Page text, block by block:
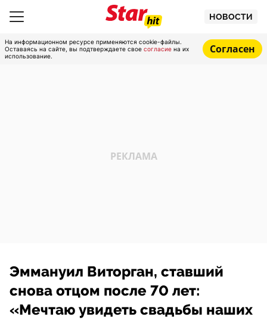
НОВОСТИ
На информационном ресурсе применяются cookie-файлы.
Оставаясь на сайте, вы подтверждаете свое согласие на их
использование.
Согласен
Эммануил Виторган, ставший
снова отцом после 70 лет:
«Мечтаю увидеть свадьбы наших